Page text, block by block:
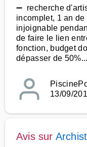
➖ recherche
incomplet, 1 an
injoignable
de faire le lien
fonction, budget
dépasser de
13/09/
Avis sur